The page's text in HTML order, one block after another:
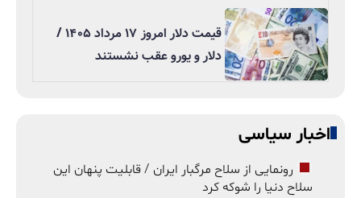
قیمت دلار امروز ۱۷ مرداد ۱۴۰۵ /
دلار و یورو عقب نشستند
اخبار سیاسی
رونمایی از سلاح مرگبار ایران / قابلیت پنهان این
سلاح دنیا را شوکه کرد